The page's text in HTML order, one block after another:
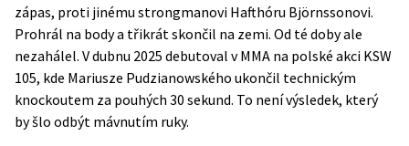
zápas, proti jinému strongmanovi Hafthóru Björnssonovi.
Prohrál na body a třikrát skončil na zemi. Od té doby ale
nezahálel. V dubnu 2025 debutoval v MMA na polské akci KSW
105, kde Mariusze Pudzianowského ukončil technickým
knockoutem za pouhých 30 sekund. To není výsledek, který
by šlo odbýt mávnutím ruky.